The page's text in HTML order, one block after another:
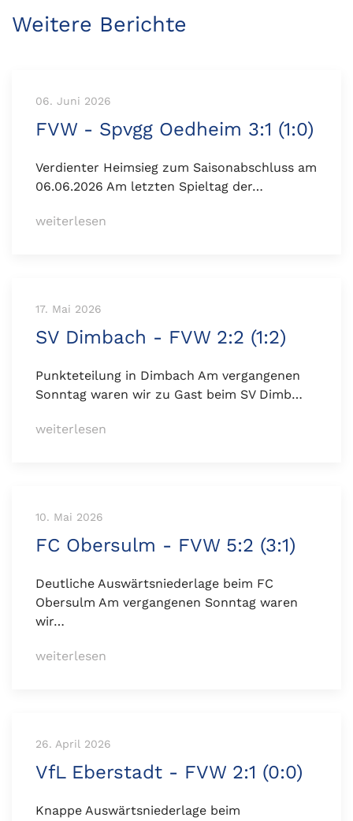
Weitere Berichte
06. Juni 2026
FVW - Spvgg Oedheim 3:1 (1:0)
Verdienter Heimsieg zum Saisonabschluss am
06.06.2026 Am letzten Spieltag der…
weiterlesen
17. Mai 2026
SV Dimbach - FVW 2:2 (1:2)
Punkteteilung in Dimbach Am vergangenen
Sonntag waren wir zu Gast beim SV Dimb…
weiterlesen
10. Mai 2026
FC Obersulm - FVW 5:2 (3:1)
Deutliche Auswärtsniederlage beim FC
Obersulm Am vergangenen Sonntag waren
wir…
weiterlesen
26. April 2026
VfL Eberstadt - FVW 2:1 (0:0)
Knappe Auswärtsniederlage beim